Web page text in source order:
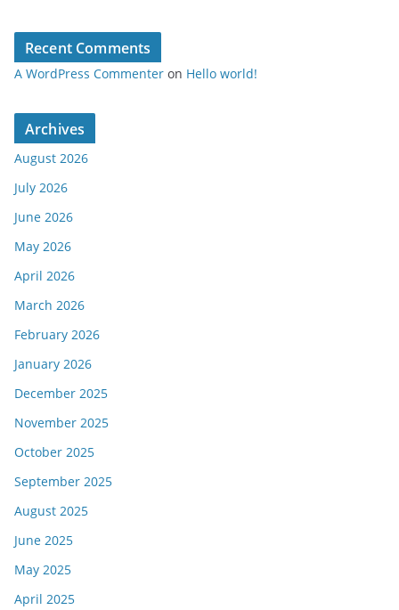
Recent Comments
A WordPress Commenter on Hello world!
Archives
August 2026
July 2026
June 2026
May 2026
April 2026
March 2026
February 2026
January 2026
December 2025
November 2025
October 2025
September 2025
August 2025
June 2025
May 2025
April 2025